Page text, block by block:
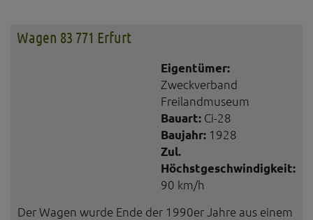
Wagen 83 771 Erfurt
Eigentümer:
Zweckverband
Freilandmuseum
Bauart: Ci-28
Baujahr: 1928
Zul.
Höchstgeschwindigkeit:
90 km/h
Der Wagen wurde Ende der 1990er Jahre aus einem